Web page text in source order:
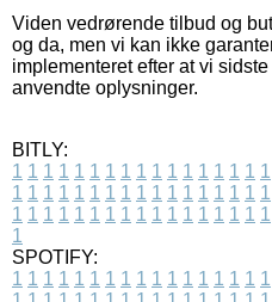
Viden vedrørende tilbud og
og da, men vi kan ikke
implementeret efter at vi
anvendte oplysninger.
BITLY:
1 1 1 1 1 1 1 1 1 1 1 1 1 1 1 1 1
1 1 1 1 1 1 1 1 1 1 1 1 1 1 1 1 1
1 1 1 1 1 1 1 1 1 1 1 1 1 1 1 1 1
1
SPOTIFY:
1 1 1 1 1 1 1 1 1 1 1 1 1 1 1 1 1